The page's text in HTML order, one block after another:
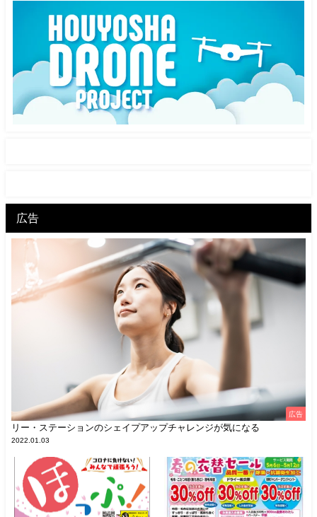
広告
広告
リー・ステーションのシェイプアップチャレンジが気になる
2022.01.03